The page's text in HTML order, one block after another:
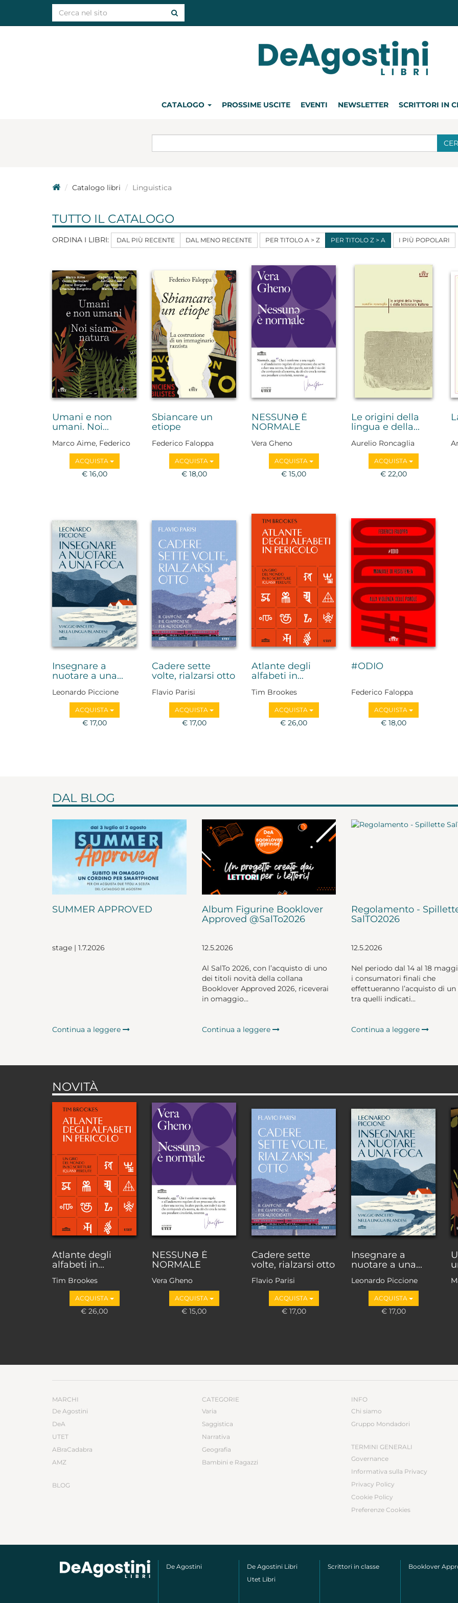
CATALOGO PROSSIME USCITE EVENTI NEWSLETTER SCRITTORI IN
Catalogo libri Linguistica
TUTTO IL CATALOGO
ORDINA I LIBRI: DAL PIÙ RECENTE DAL MENO RECENTE PER TITOLO A > Z PER TITOLO Z > A I PIÙ POPOLARI
Umani e non
umani. Noi...
Marco Aime, Federico
Faloppa, Adriano
Favole, Guido
Barbujani, Irene
ACQUISTA
€ 16,00
Sbiancare un
etiope
Federico Faloppa
ACQUISTA
€ 18,00
NESSUNƏ È
NORMALE
Vera Gheno
ACQUISTA
€ 15,00
Le origini della
lingua e della...
Aurelio Roncaglia
ACQUISTA
€ 22,00
Insegnare a
nuotare a una...
Leonardo Piccione
ACQUISTA
€ 17,00
Cadere sette
volte, rialzarsi otto
Flavio Parisi
ACQUISTA
€ 17,00
Atlante degli
alfabeti in...
Tim Brookes
ACQUISTA
€ 26,00
#ODIO
Federico Faloppa
ACQUISTA
€ 18,00
DAL BLOG
SUMMER APPROVED
stage | 1.7.2026
Continua a leggere
Album Figurine Booklover
Approved @SalTo2026
12.5.2026
Al SalTo 2026, con l’acquisto di uno
dei titoli novità della collana
Booklover Approved 2026, riceverai
in omaggio...
Continua a leggere
Regolamento -
SalTO2026
12.5.2026
Nel periodo dal 14 al 18
i consumatori finali che
effettueranno l’acquisto di
tra quelli indicati...
Continua a leggere
NOVITÀ
Atlante degli
alfabeti in...
Tim Brookes
ACQUISTA
€ 26,00
NESSUNƏ È
NORMALE
Vera Gheno
ACQUISTA
€ 15,00
Cadere sette
volte, rialzarsi otto
Flavio Parisi
ACQUISTA
€ 17,00
Insegnare a
nuotare a una...
Leonardo Piccione
ACQUISTA
€ 17,00
MARCHI
De Agostini
DeA
UTET
ABraCadabra
AMZ
BLOG
CATEGORIE
Varia
Saggistica
Narrativa
Geografia
Bambini e Ragazzi
INFO
Chi siamo
Gruppo Mondadori
TERMINI GENERALI
Governance
Informativa sulla Privacy
Privacy Policy
Cookie Policy
Preferenze Cookies
De Agostini
De Agostini Libri
Utet Libri
Scrittori in classe Booklover